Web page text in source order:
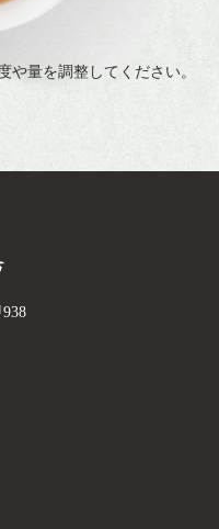
量を調整してください。